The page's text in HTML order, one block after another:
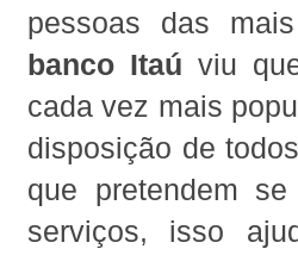
pessoas das
banco Itaú viu
cada vez mais
disposição de
que pretendem
serviços, isso